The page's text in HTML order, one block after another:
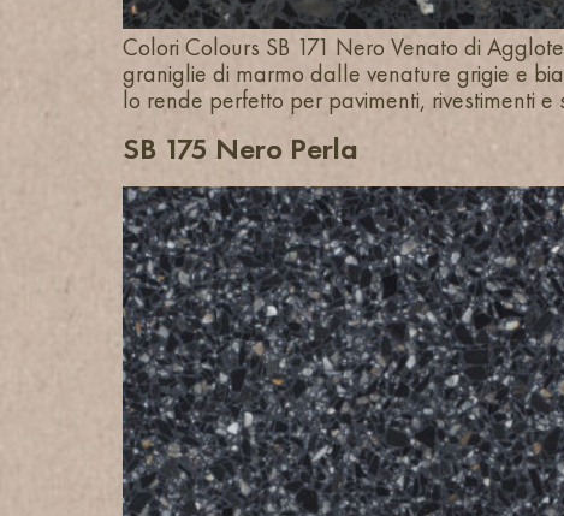
Colori Colours SB 171 Nero Venato di
graniglie di marmo dalle venature grigie e
lo rende perfetto per pavimenti, rivestimenti
SB 175 Nero Perla